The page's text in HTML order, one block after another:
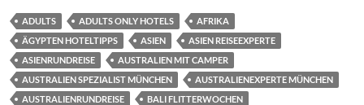
ADULTS ADULTS ONLY HOTELS
AFRIKA
ÄGYPTEN HOTELTIPPS
ASIEN
ASIEN REISEEXPERTE
ASIENRUNDREISE
AUSTRALIEN MIT CAMPER
AUSTRALIEN SPEZIALIST MÜNCHEN
AUSTRALIENEXPERTE MÜNCHEN
AUSTRALIENRUNDREISE
BALI FLITTERWOCHEN